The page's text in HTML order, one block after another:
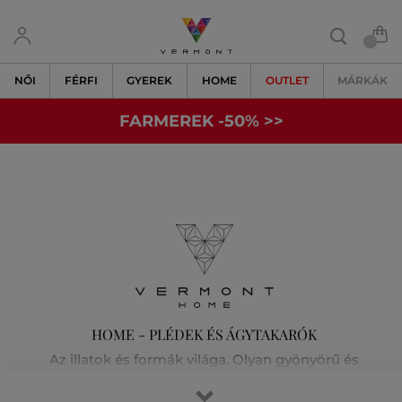
NŐI FÉRFI GYEREK HOME OUTLET MÁRKÁK
FARMEREK -50% >>
HOME - PLÉDEK ÉS ÁGYTAKARÓK
Az illatok és formák világa. Olyan gyönyörű és